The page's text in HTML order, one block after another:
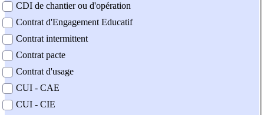
CDI de chantier ou d'opération
Contrat d'Engagement Educatif
Contrat intermittent
Contrat pacte
Contrat d'usage
CUI - CAE
CUI - CIE